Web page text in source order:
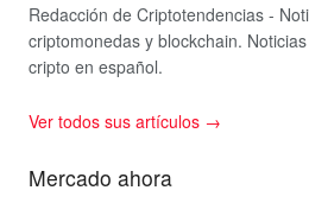
Redacción de Criptotendencias -
criptomonedas y blockchain.
cripto en español.
Ver todos sus artículos →
Mercado ahora